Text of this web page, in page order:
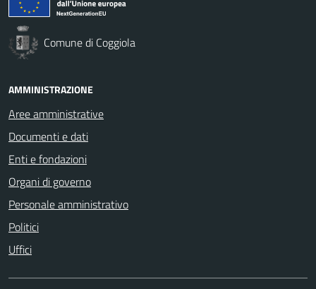
Comune di Coggiola
AMMINISTRAZIONE
Aree amministrative
Documenti e dati
Enti e fondazioni
Organi di governo
Personale amministrativo
Politici
Uffici